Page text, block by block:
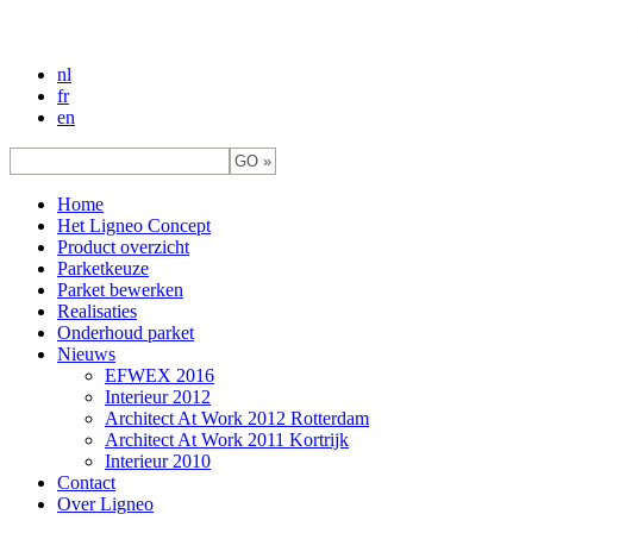
nl
fr
en
Home
Het Ligneo Concept
Product overzicht
Parketkeuze
Parket bewerken
Realisaties
Onderhoud parket
Nieuws
EFWEX 2016
Interieur 2012
Architect At Work 2012 Rotterdam
Architect At Work 2011 Kortrijk
Interieur 2010
Contact
Over Ligneo